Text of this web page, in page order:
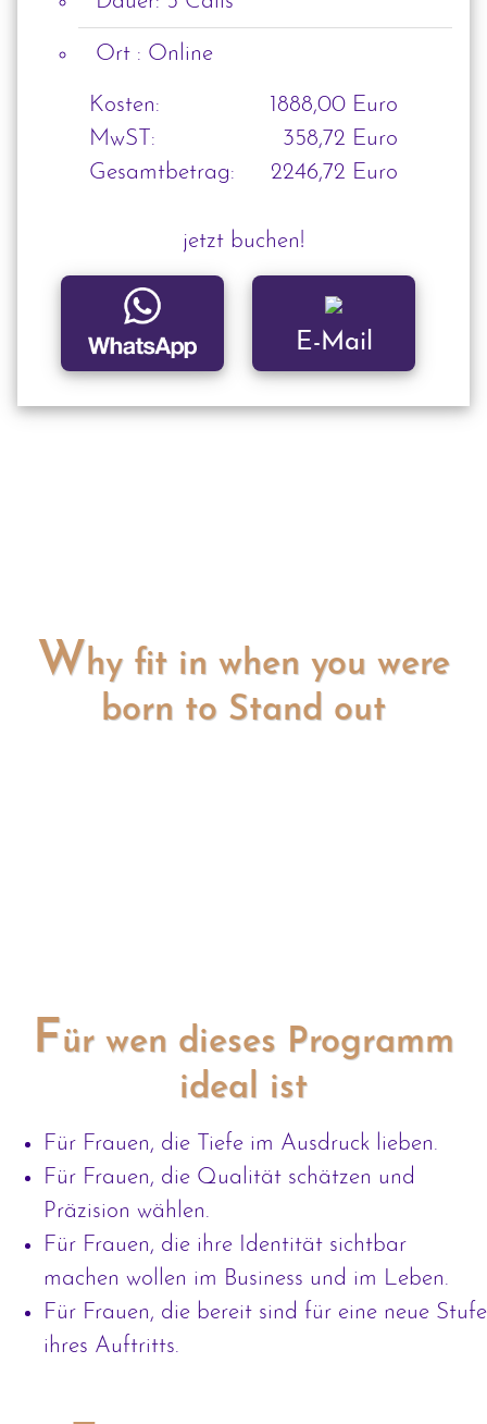
Ort : Online
Kosten:
MwST:
Gesamtbetrag:
1888,00 Euro
358,72 Euro
2246,72 Euro
jetzt buchen!
E-Mail
Why fit in when you were
born to Stand out
Für wen dieses Programm
ideal ist
Für Frauen, die Tiefe im Ausdruck lieben.
Für Frauen, die Qualität schätzen und
Präzision wählen.
Für Frauen, die ihre Identität sichtbar
machen wollen im Business und im Leben.
Für Frauen, die bereit sind für eine neue Stufe
ihres Auftritts.